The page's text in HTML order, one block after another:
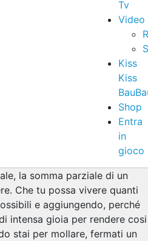
Tv
Video
Kiss
Kiss
Shop
Entra
in
gioco
la somma parziale di un
Che tu possa vivere quanti
e aggiungendo, perché
intensa gioia per rendere cosi
stai per mollare, fermati un